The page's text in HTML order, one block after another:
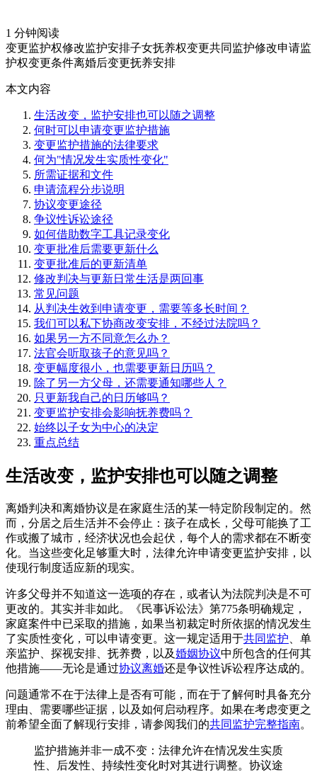
1 分钟阅读
变更监护权修改监护安排子女抚养权变更共同监护修改申请监
护权变更条件离婚后变更抚养安排
本文内容
生活改变，监护安排也可以随之调整
何时可以申请变更监护措施
变更监护措施的法律要求
何为"情况发生实质性变化"
所需证据和文件
申请流程分步说明
协议变更途径
争议性诉讼途径
如何借助数字工具记录变化
变更批准后需要更新什么
变更批准后的更新清单
修改判决与更新日常生活是两回事
常见问题
从判决生效到申请变更，需要等多长时间？
我们可以私下协商改变安排，不经过法院吗？
如果另一方不同意怎么办？
法官会听取孩子的意见吗？
变更幅度很小，也需要更新日历吗？
除了另一方父母，还需要通知哪些人？
只更新我自己的日历够吗？
变更监护安排会影响抚养费吗？
始终以子女为中心的决定
重点总结
生活改变，监护安排也可以随之调整
离婚判决和离婚协议是在家庭生活的某一特定阶段制定的。然
而，分居之后生活并不会停止：孩子在成长，父母可能换了工
作或搬了城市，经济状况也会起伏，每个人的需求都在不断变
化。当这些变化足够重大时，法律允许申请变更监护安排，以
使现行制度适应新的现实。
许多父母并不知道这一选项的存在，或者认为法院判决是不可
更改的。其实并非如此。《民事诉讼法》第775条明确规定，
家庭案件中已采取的措施，如果当初裁定时所依据的情况发生
了实质性变化，可以申请变更。这一规定适用于共同监护 、单
亲监护、探视安排、抚养费，以及婚姻协议中所包含的任何其
他措施——无论是通过协议离婚还是争议性诉讼程序达成的。
问题通常不在于法律上是否有可能，而在于了解何时具备充分
理由、需要哪些证据，以及如何启动程序。如果在考虑变更之
前希望全面了解现行安排，请参阅我们的共同监护完整指南。
监护措施并非一成不变：法律允许在情况发生实质
性、后发性、持续性变化时对其进行调整。协议途